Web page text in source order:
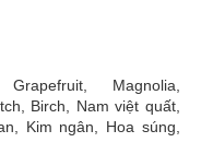
Magnolia,
Birch, Nam việt quất,
Kim ngân, Hoa súng,